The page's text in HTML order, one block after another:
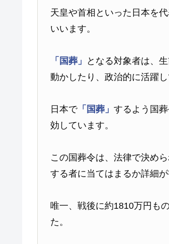
天皇や首相といった日本を
いいます。
「国葬」
となる対象者は、
動かしたり、政治的に活躍
日本で「国葬」するよう国
効しています。
この国葬令は、法律で決め
する者に当てはまるか詳細
唯一、戦後に約1810万円も
た。